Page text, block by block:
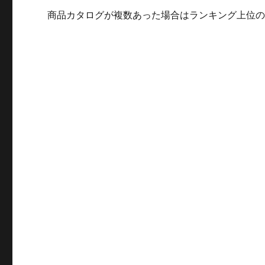
商品カタログが複数あった場合はランキング上位